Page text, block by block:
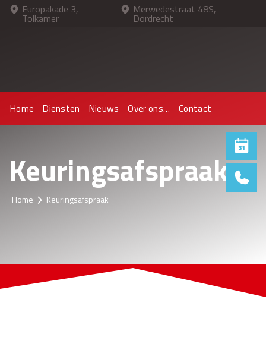
Europakade 3,
Tolkamer
Merwedestraat 48S,
Dordrecht
Home Diensten Nieuws Over ons… Contact
Keuringsafspraak
Home Keuringsafspraak